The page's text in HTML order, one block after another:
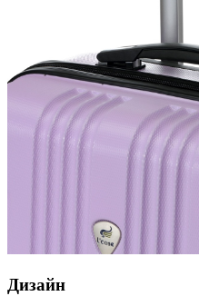
Дизайн